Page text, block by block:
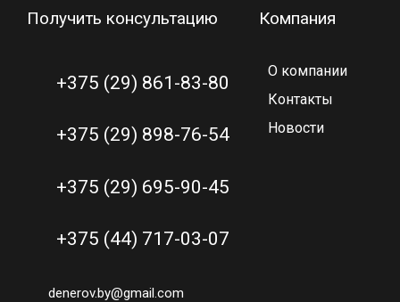
Получить консультацию
+375 (29) 861-83-80
+375 (29) 898-76-54
+375 (29) 695-90-45
+375 (44) 717-03-07
denerov.by@gmail.com
Компания
О компании
Контакты
Новости